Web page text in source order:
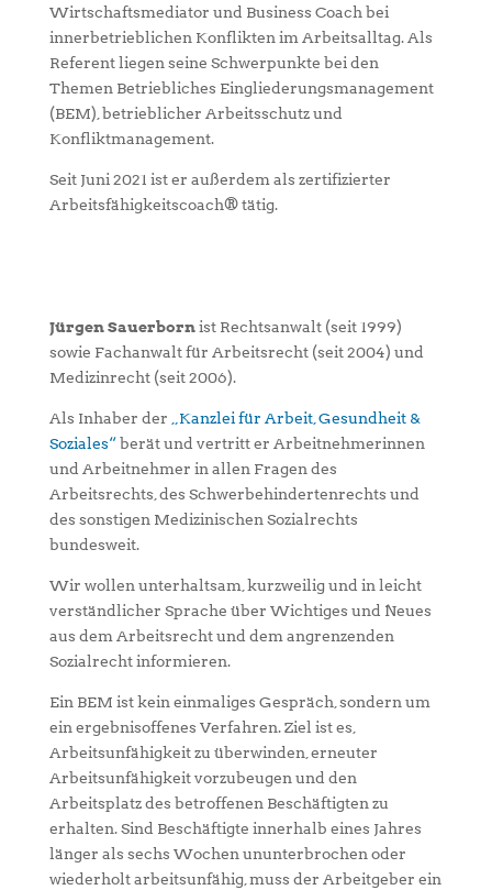
Wirtschaftsmediator und Business Coach bei
innerbetrieblichen Konflikten im Arbeitsalltag. Als
Referent liegen seine Schwerpunkte bei den
Themen Betriebliches Eingliederungsmanagement
(BEM), betrieblicher Arbeitsschutz und
Konfliktmanagement.
Seit Juni 2021 ist er außerdem als zertifizierter
Arbeitsfähigkeitscoach® tätig.
Jürgen Sauerbornist Rechtsanwalt (seit 1999)
sowie Fachanwalt für Arbeitsrecht (seit 2004) und
Medizinrecht (seit 2006).
Als Inhaber der „Kanzlei für Arbeit, Gesundheit &
Soziales“berät und vertritt er Arbeitnehmerinnen
und Arbeitnehmer in allen Fragen des
Arbeitsrechts, des Schwerbehindertenrechts und
des sonstigen Medizinischen Sozialrechts
bundesweit.
Wir wollen unterhaltsam, kurzweilig und in leicht
verständlicher Sprache über Wichtiges und Neues
aus dem Arbeitsrecht und dem angrenzenden
Sozialrecht informieren.
Ein BEM ist kein einmaliges Gespräch, sondern um
ein ergebnisoffenes Verfahren. Ziel ist es,
Arbeitsunfähigkeit zu überwinden, erneuter
Arbeitsunfähigkeit vorzubeugen und den
Arbeitsplatz des betroffenen Beschäftigten zu
erhalten. Sind Beschäftigte innerhalb eines Jahres
länger als sechs Wochen ununterbrochen oder
wiederholt arbeitsunfähig, muss der Arbeitgeber ein